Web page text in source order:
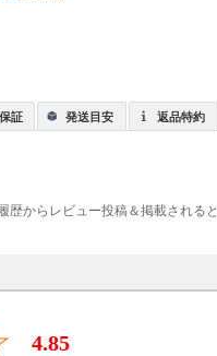
証 発送目安 返品特約
歴からレビュー投稿＆掲載されると
4.85